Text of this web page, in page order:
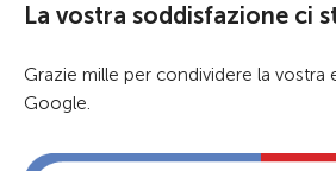
La vostra soddisfazione ci
Grazie mille per condividere la vostra
Google.